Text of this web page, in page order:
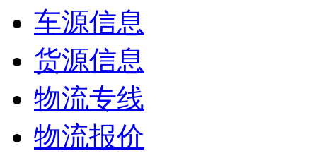
车源信息
货源信息
物流专线
物流报价